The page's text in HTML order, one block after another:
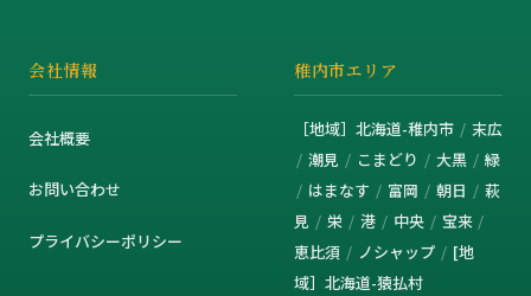
会社情報
会社概要
お問い合わせ
プライバシーポリシー
稚内市エリア
［地域］北海道-稚内市
末広
潮見
こまどり 大黒
緑
はまなす
富岡 朝日
萩
見
栄 港 中央
宝来
恵比須
ノシャップ
[地
域］北海道-猿払村